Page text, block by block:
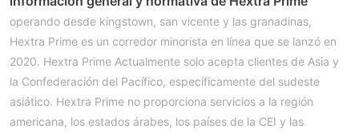
operando desde kingstown, san vicente y las granadinas,
Hextra Prime es un corredor minorista en línea que se lanzó en
2020. Hextra Prime Actualmente solo acepta clientes de Asia y
la Confederación del Pacífico, específicamente del sudeste
asiático. Hextra Prime no proporciona servicios a la región
americana, los estados árabes, los países de la CEI y las